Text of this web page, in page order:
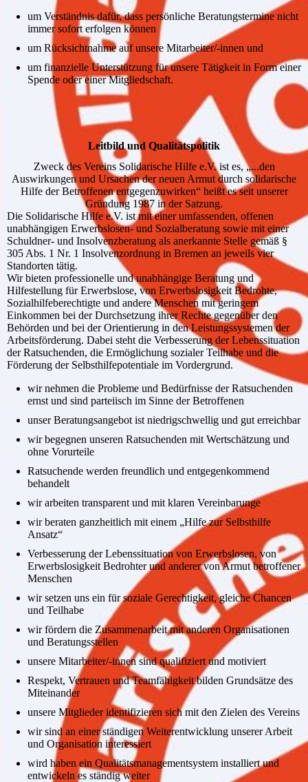
um Verständnis dafür, dass persönliche Beratungstermine nicht
immer sofort erfolgen können
um Rücksichtnahme auf unsere Mitarbeiter/-innen und
um finanzielle Unterstützung für unsere Tätigkeit in Form einer
Spende oder einer Mitgliedschaft.
Leitbild und Qualitätspolitik
Zweck des Vereins Solidarische Hilfe e.V. ist es, „...den
Auswirkungen und Ursachen der neuen Armut durch solidarische
Hilfe der Betroffenen entgegenzuwirken“ heißt es seit unserer
Gründung 1987 in der Satzung.
Die Solidarische Hilfe e.V. ist mit einer umfassenden, offenen
unabhängigen Erwerbslosen- und Sozialberatung sowie mit einer
Schuldner- und Insolvenzberatung als anerkannte Stelle gemäß §
305 Abs. 1 Nr. 1 Insolvenzordnung in Bremen an jeweils vier
Standorten tätig.
Wir bieten professionelle und unabhängige Beratung und
Hilfestellung für Erwerbslose, von Erwerbslosigkeit Bedrohte,
Sozialhilfeberechtigte und andere Menschen mit geringem
Einkommen bei der Durchsetzung ihrer Rechte gegenüber den
Behörden und bei der Orientierung in den Leistungssystemen der
Arbeitsförderung. Dabei steht die Verbesserung der Lebenssituation
der Ratsuchenden, die Ermöglichung sozialer Teilhabe und die
Förderung der Selbsthilfepotentiale im Vordergrund.
wir nehmen die Probleme und Bedürfnisse der Ratsuchenden
ernst und sind parteiisch im Sinne der Betroffenen
unser Beratungsangebot ist niedrigschwellig und gut erreichbar
wir begegnen unseren Ratsuchenden mit Wertschätzung und
ohne Vorurteile
Ratsuchende werden freundlich und entgegenkommend
behandelt
wir arbeiten transparent und mit klaren Vereinbarunge
wir beraten ganzheitlich mit einem „Hilfe zur Selbsthilfe
Ansatz“
Verbesserung der Lebenssituation von Erwerbslosen, von
Erwerbslosigkeit Bedrohter und anderer von Armut betroffener
Menschen
wir setzen uns ein für soziale Gerechtigkeit, gleiche Chancen
und Teilhabe
wir fördern die Zusammenarbeit mit anderen Organisationen
und Beratungsstellen
unsere Mitarbeiter/-innen sind qualifiziert und motiviert
Respekt, Vertrauen und Teamfähigkeit bilden Grundsätze des
Miteinander
unsere Mitglieder identifizieren sich mit den Zielen des Vereins
wir sind an einer ständigen Weiterentwicklung unserer Arbeit
und Organisation interessiert
wird haben ein Qualitätsmanagementsystem installiert und
entwickeln es ständig weiter